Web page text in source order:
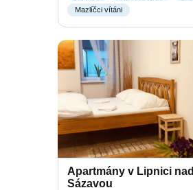
Mazlíčci vítáni
Apartmány v Lipnici nad
Sázavou